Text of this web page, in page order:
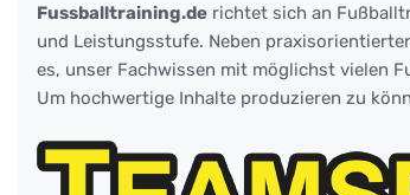
Fussballtraining.de richtet sich an
und Leistungsstufe. Neben
es, unser Fachwissen mit möglichst vielen
Um hochwertige Inhalte produzieren zu